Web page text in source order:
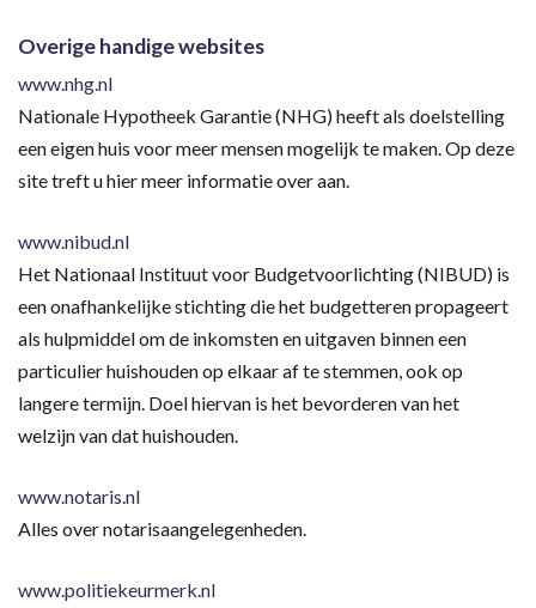
Overige handige websites
www.nhg.nl
Nationale Hypotheek Garantie (NHG) heeft als doelstelling
een eigen huis voor meer mensen mogelijk te maken. Op deze
site treft u hier meer informatie over aan.
www.nibud.nl
Het Nationaal Instituut voor Budgetvoorlichting (NIBUD) is
een onafhankelijke stichting die het budgetteren propageert
als hulpmiddel om de inkomsten en uitgaven binnen een
particulier huishouden op elkaar af te stemmen, ook op
langere termijn. Doel hiervan is het bevorderen van het
welzijn van dat huishouden.
www.notaris.nl
Alles over notarisaangelegenheden.
www.politiekeurmerk.nl